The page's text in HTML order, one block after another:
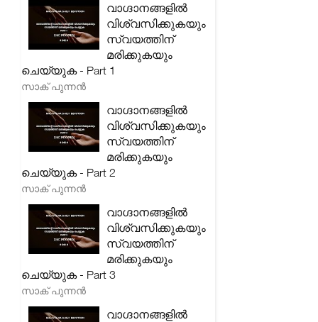
വാഗ്ദാനങ്ങളിൽ
വിശ്വസിക്കുകയും
സ്വയത്തിന്
മരിക്കുകയും
ചെയ്യുക - Part 1
സാക് പുന്നൻ
വാഗ്ദാനങ്ങളിൽ
വിശ്വസിക്കുകയും
സ്വയത്തിന്
മരിക്കുകയും
ചെയ്യുക - Part 2
സാക് പുന്നൻ
വാഗ്ദാനങ്ങളിൽ
വിശ്വസിക്കുകയും
സ്വയത്തിന്
മരിക്കുകയും
ചെയ്യുക - Part 3
സാക് പുന്നൻ
വാഗ്ദാനങ്ങളിൽ